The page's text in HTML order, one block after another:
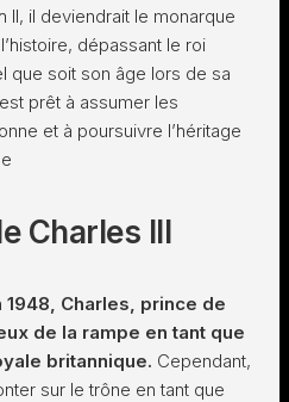
II, il deviendrait le monarque
dépassant le roi
que soit son âge lors de sa
prêt à assumer les
et à poursuivre l’héritage
Charles III
Charles, prince de
de la rampe en tant que
britannique. Cependant,
sur le trône en tant que